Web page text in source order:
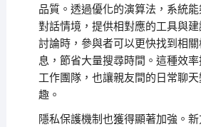
品質。透過優化的演算法，系統
對話情境，提供相對應的工具與
討論時，參與者可以更快找到相
息，節省大量搜尋時間。這種效
工作團隊，也讓親友間的日常聊
趣。
隱私保護機制也獲得顯著加強。